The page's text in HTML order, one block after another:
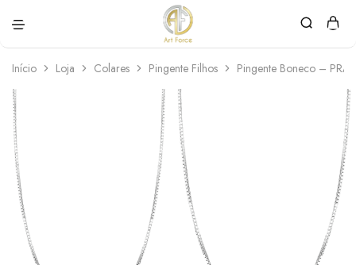
Force
personalizadas
Início Loja Colares Pingente Filhos Pingente Boneco –